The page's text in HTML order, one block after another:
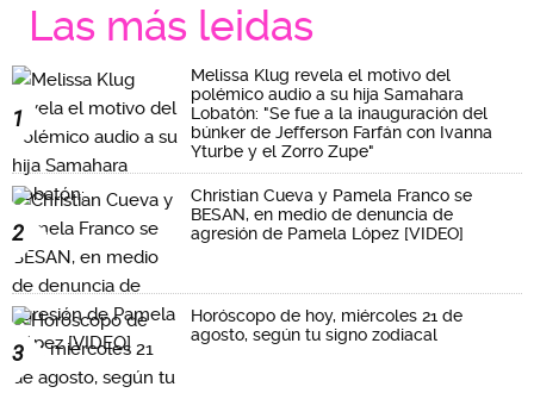
Las más leidas
1
Melissa Klug revela el motivo del
polémico audio a su hija Samahara
Lobatón: "Se fue a la inauguración del
búnker de Jefferson Farfán con Ivanna
Yturbe y el Zorro Zupe"
2
Christian Cueva y Pamela Franco se
BESAN, en medio de denuncia de
agresión de Pamela López [VIDEO]
3
Horóscopo de hoy, miércoles 21 de
agosto, según tu signo zodiacal